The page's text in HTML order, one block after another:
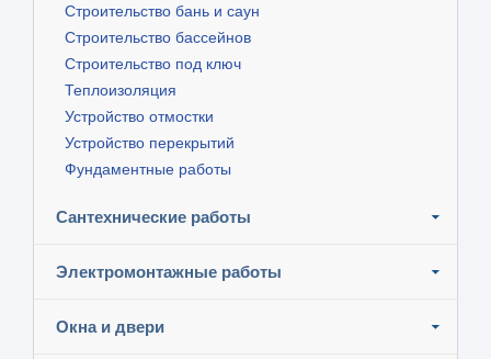
Строительство бань и саун
Строительство бассейнов
Строительство под ключ
Теплоизоляция
Устройство отмостки
Устройство перекрытий
Фундаментные работы
Сантехнические работы
Электромонтажные работы
Окна и двери